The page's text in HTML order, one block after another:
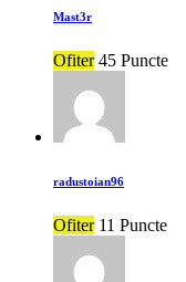
Mast3r
Ofiter 45 Puncte
radustoian96
Ofiter 11 Puncte